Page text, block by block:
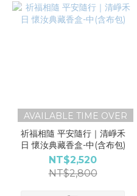
AVAILABLE TIME OVER
祈福相隨 平安隨行｜清崢禾
日 懷汝典藏香盒-中(含布包)
NT$2,520
NT$2,800